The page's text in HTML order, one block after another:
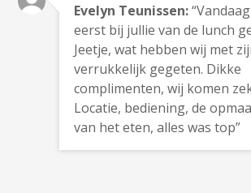
Evelyn Teunissen:
eerst bij jullie van de lunch
Jeetje, wat hebben wij met
verrukkelijk gegeten. Dikke
complimenten, wij komen
Locatie, bediening, de
van het eten, alles was top”